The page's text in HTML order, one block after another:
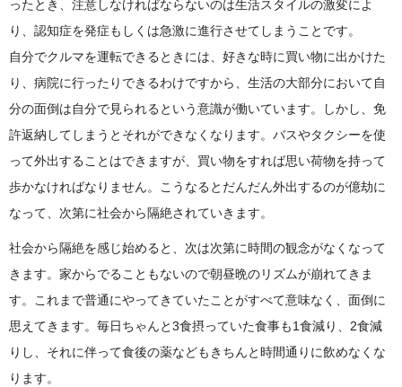
ったとき、注意しなければならないのは生活スタイルの激変によ
り、認知症を発症もしくは急激に進行させてしまうことです。
自分でクルマを運転できるときには、好きな時に買い物に出かけた
り、病院に行ったりできるわけですから、生活の大部分において自
分の面倒は自分で見られるという意識が働いています。しかし、免
許返納してしまうとそれができなくなります。バスやタクシーを使
って外出することはできますが、買い物をすれば思い荷物を持って
歩かなければなりません。こうなるとだんだん外出するのが億劫に
なって、次第に社会から隔絶されていきます。
社会から隔絶を感じ始めると、次は次第に時間の観念がなくなって
きます。家からでることもないので朝昼晩のリズムが崩れてきま
す。これまで普通にやってきていたことがすべて意味なく、面倒に
思えてきます。毎日ちゃんと3食摂っていた食事も1食減り、2食減
りし、それに伴って食後の薬などもきちんと時間通りに飲めなくな
ります。